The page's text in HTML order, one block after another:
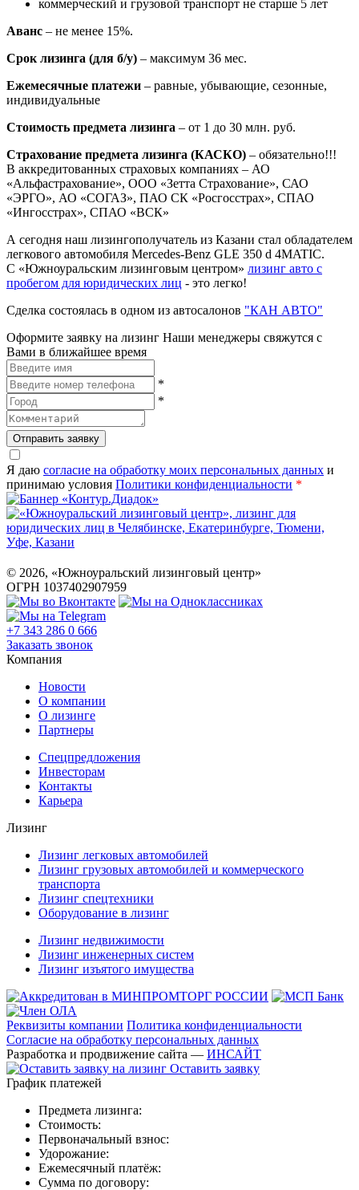
коммерческий и грузовой транспорт не старше 5 лет
Аванс – не менее 15%.
Срок лизинга (для б/у) – максимум 36 мес.
Ежемесячные платежи – равные, убывающие, сезонные,
индивидуальные
Стоимость предмета лизинга – от 1 до 30 млн. руб.
Страхование предмета лизинга (КАСКО) – обязательно!!!
В аккредитованных страховых компаниях – АО
«Альфастрахование», ООО «Зетта Страхование», САО
«ЭРГО», АО «СОГАЗ», ПАО СК «Росгосстрах», СПАО
«Ингосстрах», СПАО «ВСК»
А сегодня наш лизингополучатель из Казани стал обладателем
легкового автомобиля Mercedes-Benz GLE 350 d 4MATIC.
С «Южноуральским лизинговым центром» лизинг авто с
пробегом для юридических лиц - это легко!
Сделка состоялась в одном из автосалонов "КАН АВТО"
Оформите заявку на лизинг Наши менеджеры свяжутся с
Вами в ближайшее время
*
*
Отправить заявку
Я даю согласие на обработку моих персональных данных и
принимаю условия Политики конфиденциальности *
© 2026, «Южноуральский лизинговый центр»
ОГРН 1037402907959
+7 343 286 0 666
Заказать звонок
Компания
Новости
О компании
О лизинге
Партнеры
Спецпредложения
Инвесторам
Контакты
Карьера
Лизинг
Лизинг легковых автомобилей
Лизинг грузовых автомобилей и коммерческого
транспорта
Лизинг спецтехники
Оборудование в лизинг
Лизинг недвижимости
Лизинг инженерных систем
Лизинг изъятого имущества
Реквизиты компании Политика конфиденциальности
Согласие на обработку персональных данных
Разработка и продвижение сайта — ИНСАЙТ
Оставить заявку
График платежей
Предмета лизинга:
Стоимость:
Первоначальный взнос:
Удорожание:
Ежемесячный платёж:
Сумма по договору: